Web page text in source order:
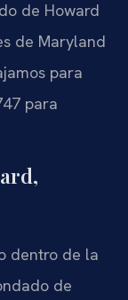
de Howard
de Maryland
para
para
dentro de la
de